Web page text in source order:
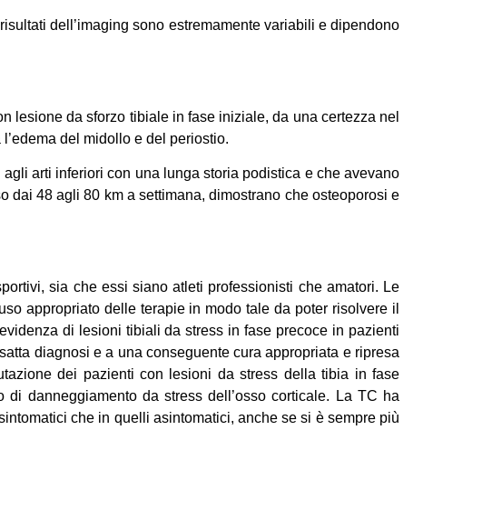
dell’imaging sono estremamente variabili e dipendono
lesione da sforzo tibiale in fase iniziale, da una certezza nel
del midollo e del periostio.
arti inferiori con una lunga storia podistica e che avevano
dai 48 agli 80 km a settimana, dimostrano che osteoporosi e
sia che essi siano atleti professionisti che amatori. Le
appropriato delle terapie in modo tale da poter risolvere il
di lesioni tibiali da stress in fase precoce in pazienti
diagnosi e a una conseguente cura appropriata e ripresa
dei pazienti con lesioni da stress della tibia in fase
danneggiamento da stress dell’osso corticale. La TC ha
che in quelli asintomatici, anche se si è sempre più